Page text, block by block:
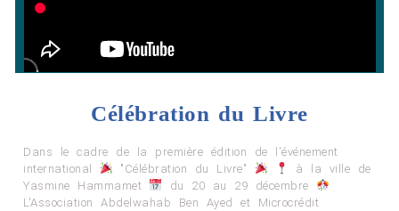
Célébration du Livre
Dans le cadre de la première édition de l'événement
international
"Célébration du Livre"
à la ville de
Yasmine Hammamet
du 20 au 29 décembre
L'Association Abdelwahab Ben Ayed et Microcrédit